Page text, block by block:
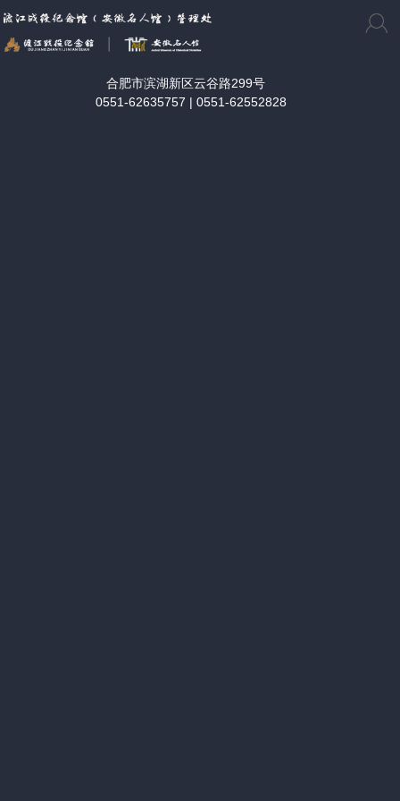
合肥市滨湖新区云谷路299号
0551-62635757 | 0551-62552828